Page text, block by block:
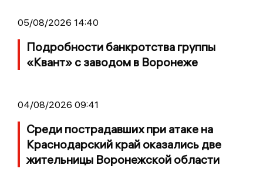
05/08/2026 14:40
Подробности банкротства группы
«Квант» с заводом в Воронеже
04/08/2026 09:41
Среди пострадавших при атаке на
Краснодарский край оказались две
жительницы Воронежской области